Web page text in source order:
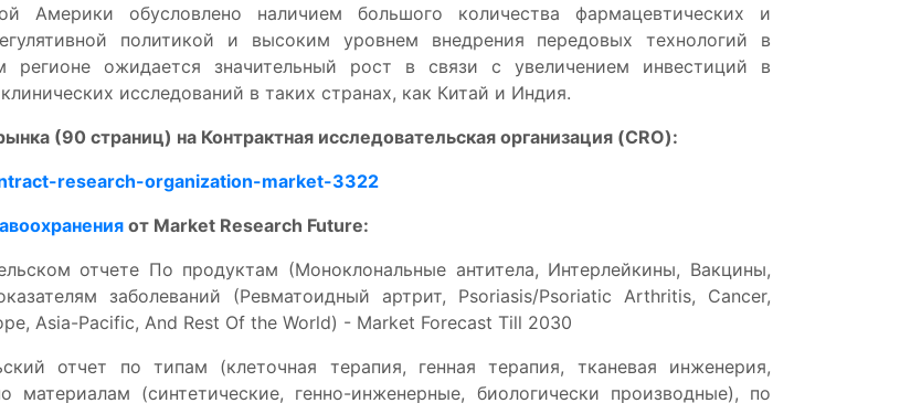
Америки обусловлено наличием большого количества фармацевтических и
политикой и высоким уровнем внедрения передовых технологий в
регионе ожидается значительный рост в связи с увеличением инвестиций в
исследований в таких странах, как Китай и Индия.
(90 страниц) на Контрактная исследовательская организация (CRO):
research-organization-market-3322
от Market Research Future:
отчете По продуктам (Моноклональные антитела, Интерлейкины, Вакцины,
заболеваний (Ревматоидный артрит, Psoriasis/Psoriatic Arthritis, Cancer,
Asia-Pacific, And Rest Of the World) - Market Forecast Till 2030
отчет по типам (клеточная терапия, генная терапия, тканевая инженерия,
(синтетические, генно-инженерные, биологически производные), по